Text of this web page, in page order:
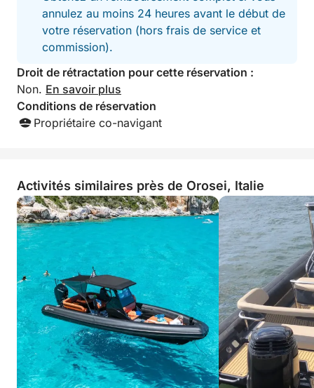
Charcuterie fraîche
Fruits frais
Boissons sans alcool
Ou
PÂTES FRAÎCHES D'ÉTÉ
cerises, d'olives noires, de mozzarella, de maïs et
de basilic
Eau et boissons sans alcool
Grâce à notre partenariat avec un restaurant local,
nous proposons un service complémentaire
comprenant des huîtres, du thon mijoté et bien plus
encore.
Tous les plats seront servis dans la vaisselle en
céramique à bord.
Les équipements à bord sont variés : grand parasol,
annulez au moins 24 heures avant le début de
votre réservation (hors frais de service et
commission).
Droit de rétractation pour cette réservation :
Non. En savoir plus
Conditions de réservation
Propriétaire co-navigant
Activités similaires près de Orosei, Italie